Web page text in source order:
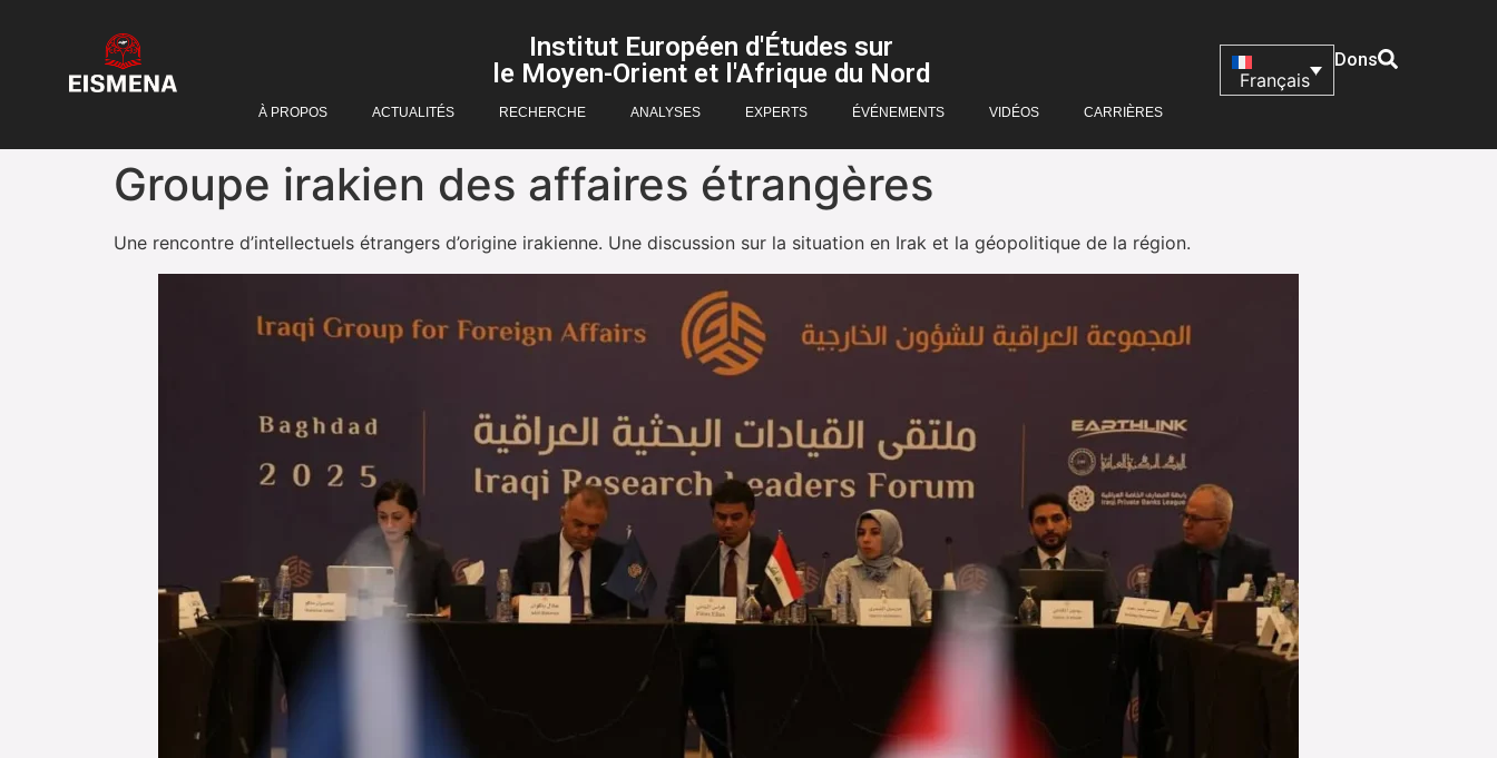
Institut Européen d'Études sur
le Moyen-Orient et l'Afrique du Nord
À PROPOS ACTUALITÉS RECHERCHE ANALYSES EXPERTS ÉVÉNEMENTS VIDÉOS CARRIÈRES
Français
Dons
Groupe irakien des affaires étrangères
Une rencontre d’intellectuels étrangers d’origine irakienne. Une discussion sur la situation en Irak et la géopolitique de la région.